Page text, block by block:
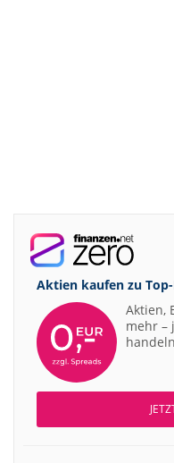
Aktien kaufen zu
Aktien,
mehr –